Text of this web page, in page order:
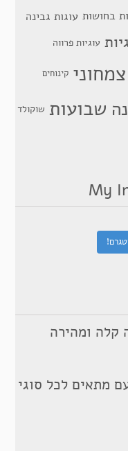
בחושות עוגות גבינה
עוגיות פרווה
צמחוני קינוחים
שבועות שוקולד
קלה ומהירה
מתאים לכל סוגי